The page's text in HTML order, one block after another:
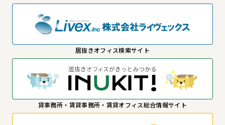
居抜きオフィス検索サイト
貸事務所・賃貸事務所・賃貸オフィス総合情報サイト